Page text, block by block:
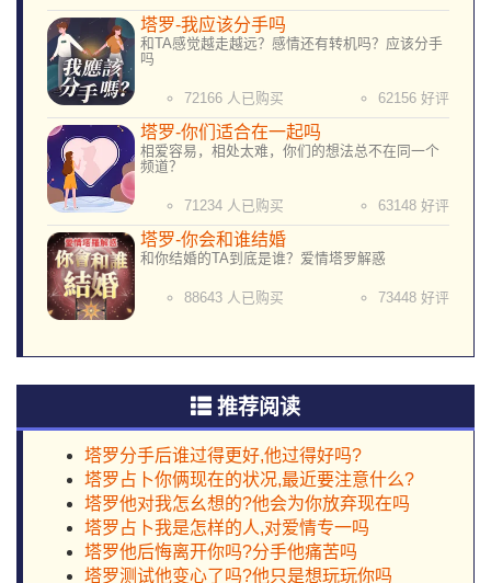
塔罗-我应该分手吗
和TA感觉越走越远？感情还有转机吗？应该分手
吗
72166 人已购买 62156 好评
塔罗-你们适合在一起吗
相爱容易，相处太难，你们的想法总不在同一个
频道？
71234 人已购买 63148 好评
塔罗-你会和谁结婚
和你结婚的TA到底是谁？爱情塔罗解惑
88643 人已购买 73448 好评
推荐阅读
塔罗分手后谁过得更好,他过得好吗?
塔罗占卜你俩现在的状况,最近要注意什么?
塔罗他对我怎幺想的?他会为你放弃现在吗
塔罗占卜我是怎样的人,对爱情专一吗
塔罗他后悔离开你吗?分手他痛苦吗
塔罗测试他变心了吗?他只是想玩玩你吗